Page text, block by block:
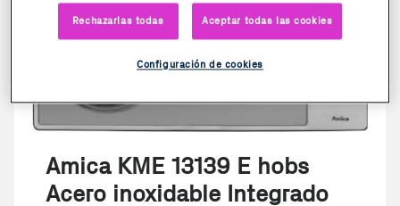
Amica KME 13139 E hobs
Acero inoxidable Integrado
Rechazarlas todas Aceptar todas las cookies
Configuración de cookies